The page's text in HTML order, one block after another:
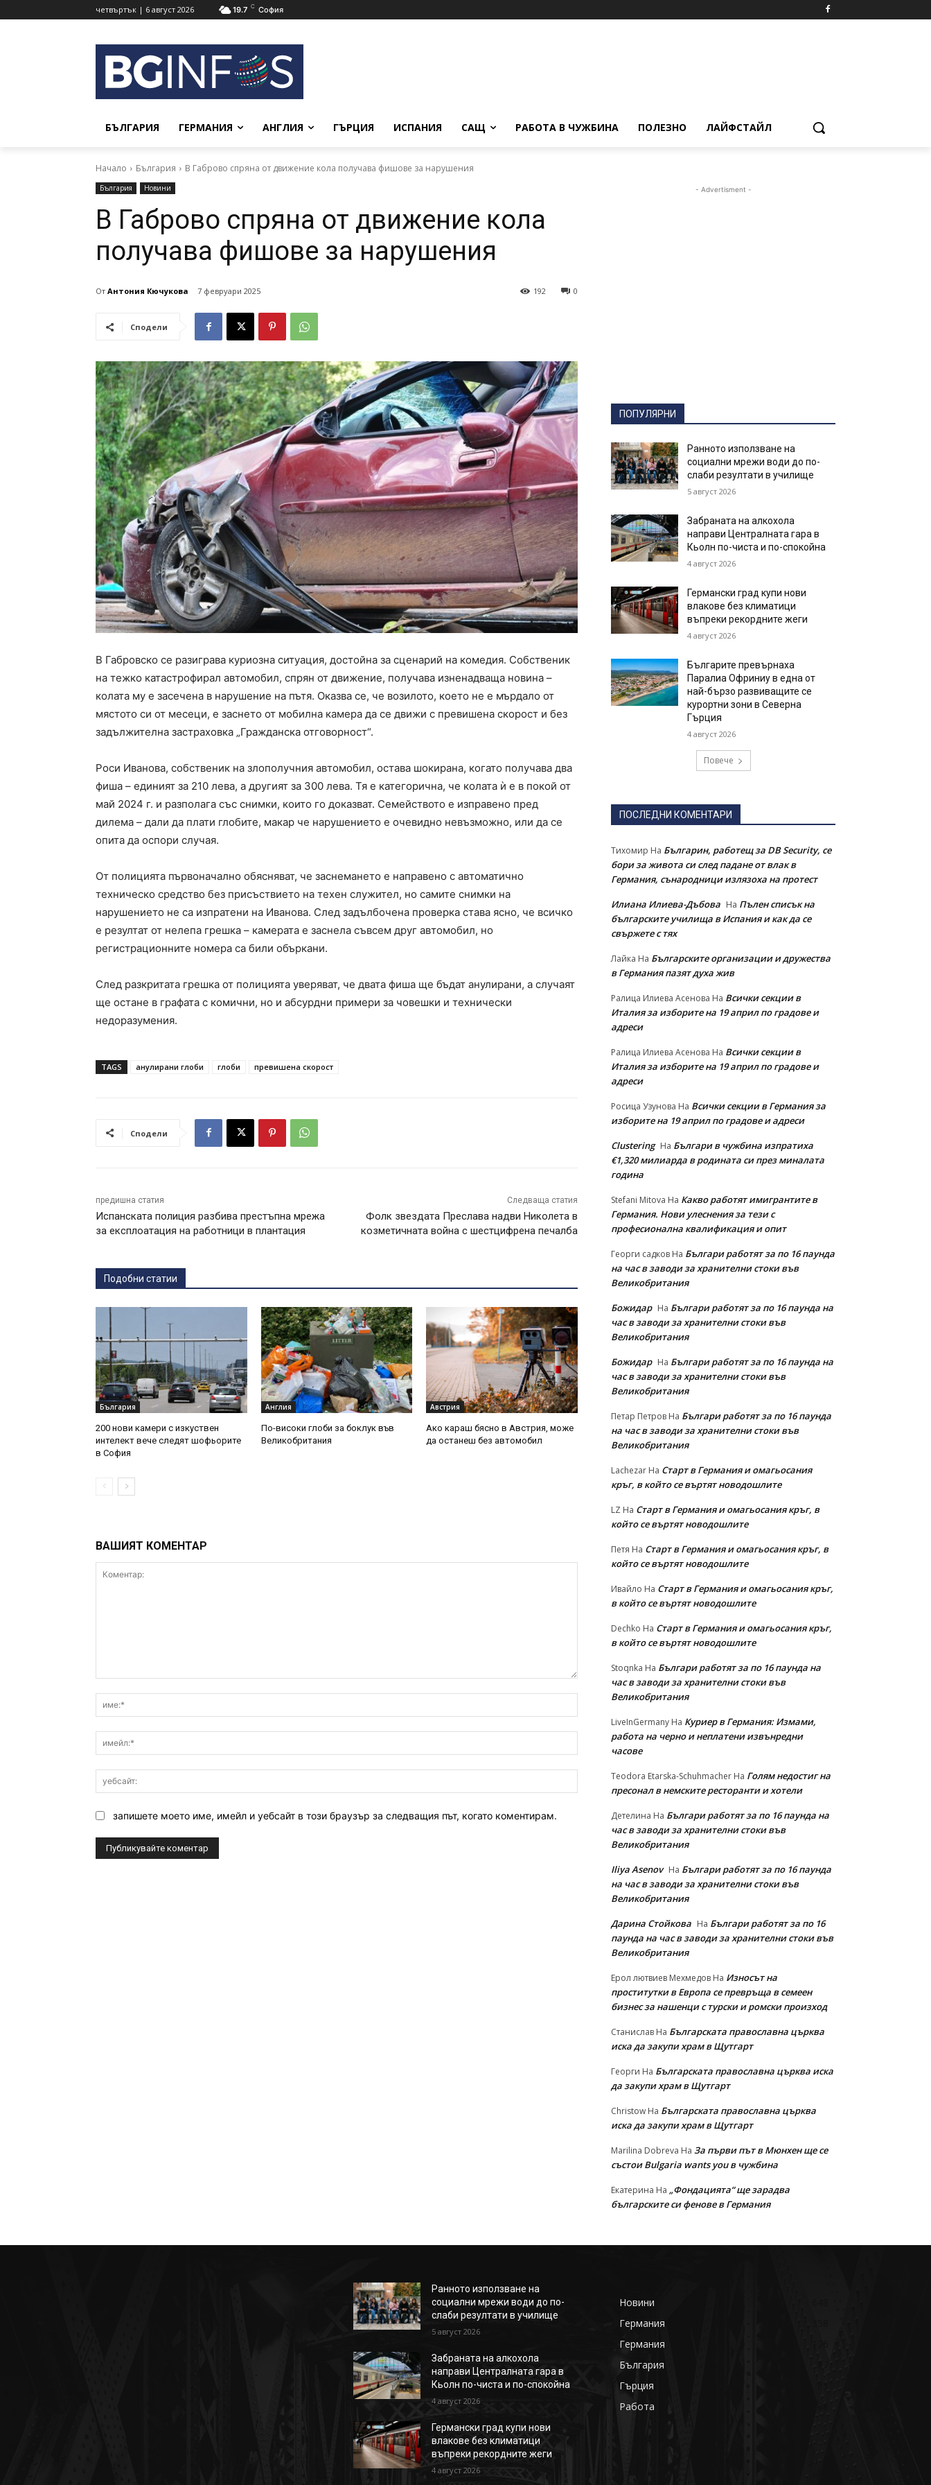
четвъртък | 6 август 2026 19.7 C София
БЪЛГАРИЯ ГЕРМАНИЯ АНГЛИЯ ГЪРЦИЯ ИСПАНИЯ САЩ РАБОТА В ЧУЖБИНА ПОЛЕЗНО ЛАЙФСТАЙЛ
Начало България В Габрово спряна от движение кола получава фишове за нарушения
България Новини
В Габрово спряна от движение кола
получава фишове за нарушения
От Антония Кючукова 7 февруари 2025 0
192
Сподели
В Габровско се разиграва куриозна ситуация, достойна за сценарий на комедия. Собственик
на тежко катастрофирал автомобил, спрян от движение, получава изненадваща новина –
колата му е засечена в нарушение на пътя. Оказва се, че возилото, което не е мърдало от
мястото си от месеци, е заснето от мобилна камера да се движи с превишена скорост и без
задължителна застраховка „Гражданска отговорност“.
Роси Иванова, собственик на злополучния автомобил, остава шокирана, когато получава два
фиша – единият за 210 лева, а другият за 300 лева. Тя е категорична, че колата ѝ е в покой от
май 2024 г. и разполага със снимки, които го доказват. Семейството е изправено пред
дилема – дали да плати глобите, макар че нарушението е очевидно невъзможно, или да се
опита да оспори случая.
От полицията първоначално обясняват, че заснемането е направено с автоматично
техническо средство без присъствието на техен служител, но самите снимки на
нарушението не са изпратени на Иванова. След задълбочена проверка става ясно, че всичко
е резултат от нелепа грешка – камерата е заснела съвсем друг автомобил, но
регистрационните номера са били объркани.
След разкритата грешка от полицията уверяват, че двата фиша ще бъдат анулирани, а случаят
ще остане в графата с комични, но и абсурдни примери за човешки и технически
недоразумения.
TAGS анулирани глоби глоби превишена скорост
Сподели
предишна статия
Испанската полиция разбива престъпна мрежа
за експлоатация на работници в плантация
Следваща статия
Фолк звездата Преслава надви Николета в
козметичната война с шестцифрена печалба
Подобни статии
България
200 нови камери с изкуствен
интелект вече следят шофьорите
в София
Англия
По-високи глоби за боклук във
Великобритания
Австрия
Ако караш бясно в Австрия, може
да останеш без автомобил
ВАШИЯТ КОМЕНТАР
имейл:*
уебсайт:
запишете моето име, имейл и уебсайт в този браузър за следващия път, когато коментирам.
- Advertisment -
ПОПУЛЯРНИ
Ранното използване на
социални мрежи води до по-
слаби резултати в училище
5 август 2026
Забраната на алкохола
направи Централната гара в
Кьолн по-чиста и по-спокойна
4 август 2026
Германски град купи нови
влакове без климатици
въпреки рекордните жеги
4 август 2026
Българите превърнаха
Паралиа Офриниу в една от
най-бързо развиващите се
курортни зони в Северна
Гърция
4 август 2026
Повече
ПОСЛЕДНИ КОМЕНТАРИ
Тихомир На Българин, работещ за DB Security, се
бори за живота си след падане от влак в
Германия, сънародници излязоха на протест
Илиана Илиева-Дъбова На Пълен списък на
българските училища в Испания и как да се
свържете с тях
Лайка На Българските организации и дружества
в Германия пазят духа жив
Ралица Илиева Асенова На Всички секции в
Италия за изборите на 19 април по градове и
адреси
Ралица Илиева Асенова На Всички секции в
Италия за изборите на 19 април по градове и
адреси
Росица Узунова На Всички секции в Германия за
изборите на 19 април по градове и адреси
Clustering На Българи в чужбина изпратиха
€1,320 милиарда в родината си през миналата
година
Stefani Mitova На Какво работят имигрантите в
Германия. Нови улеснeния за тези с
професионална квалификация и опит
Георги садков На Българи работят за по 16 паунда
на час в заводи за хранителни стоки във
Великобритания
Божидар На Българи работят за по 16 паунда на
час в заводи за хранителни стоки във
Великобритания
Божидар На Българи работят за по 16 паунда на
час в заводи за хранителни стоки във
Великобритания
Петар Петров На Българи работят за по 16 паунда
на час в заводи за хранителни стоки във
Великобритания
Lachezar На Старт в Германия и омагьосания
кръг, в който се въртят новодошлите
LZ На Старт в Германия и омагьосания кръг, в
който се въртят новодошлите
Петя На Старт в Германия и омагьосания кръг, в
който се въртят новодошлите
Ивайло На Старт в Германия и омагьосания кръг,
в който се въртят новодошлите
Dechko На Старт в Германия и омагьосания кръг,
в който се въртят новодошлите
Stoqnka На Българи работят за по 16 паунда на
час в заводи за хранителни стоки във
Великобритания
LiveInGermany На Куриер в Германия: Измами,
работа на черно и неплатени извънредни
часове
Teodora Etarska-Schuhmacher На Голям недостиг на
пресонал в немските ресторанти и хотели
Детелина На Българи работят за по 16 паунда на
час в заводи за хранителни стоки във
Великобритания
Iliya Asenov На Българи работят за по 16 паунда
на час в заводи за хранителни стоки във
Великобритания
Дарина Стойкова На Българи работят за по 16
паунда на час в заводи за хранителни стоки във
Великобритания
Ерол лютвиев Мехмедов На Износът на
проститутки в Европа се превръща в семеен
бизнес за нашенци с турски и ромски произход
Станислав На Българската православна църква
иска да закупи храм в Щутгарт
Георги На Българската православна църква иска
да закупи храм в Щутгарт
Christow На Българската православна църква
иска да закупи храм в Щутгарт
Marilina Dobreva На За първи път в Мюнхен ще се
състои Bulgaria wants you в чужбина
Екатерина На „Фондацията“ ще зарадва
българските си фенове в Германия
Ранното използване на
социални мрежи води до по-
слаби резултати в училище
5 август 2026
Забраната на алкохола
направи Централната гара в
Кьолн по-чиста и по-спокойна
4 август 2026
Германски град купи нови
влакове без климатици
въпреки рекордните жеги
4 август 2026
Новини
Германия
Германия
България
Гърция
Работа